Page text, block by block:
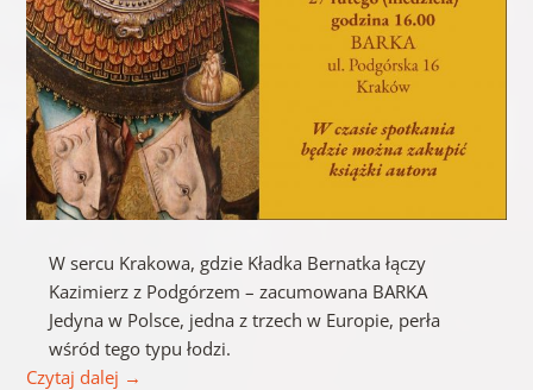
W sercu Krakowa, gdzie Kładka Bernatka łączy
Kazimierz z Podgórzem – zacumowana BARKA
Jedyna w Polsce, jedna z trzech w Europie, perła
wśród tego typu łodzi.
Czytaj dalej →